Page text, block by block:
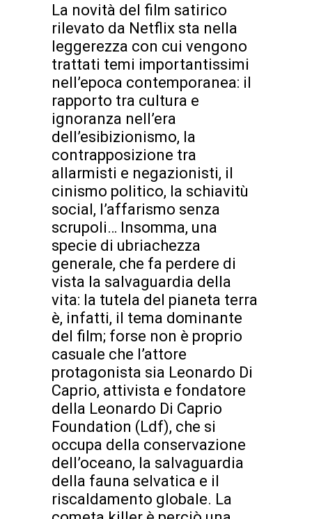
La novità del film satirico
rilevato da Netflix sta nella
leggerezza con cui vengono
trattati temi importantissimi
nell’epoca contemporanea: il
rapporto tra cultura e
ignoranza nell’era
dell’esibizionismo, la
contrapposizione tra
allarmisti e negazionisti, il
cinismo politico, la schiavitù
social, l’affarismo senza
scrupoli… Insomma, una
specie di ubriachezza
generale, che fa perdere di
vista la salvaguardia della
vita: la tutela del pianeta terra
è, infatti, il tema dominante
del film; forse non è proprio
casuale che l’attore
protagonista sia Leonardo Di
Caprio, attivista e fondatore
della Leonardo Di Caprio
Foundation (Ldf), che si
occupa della conservazione
dell’oceano, la salvaguardia
della fauna selvatica e il
riscaldamento globale. La